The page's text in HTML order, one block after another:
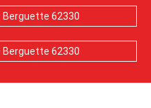
62330
Berguette 62330